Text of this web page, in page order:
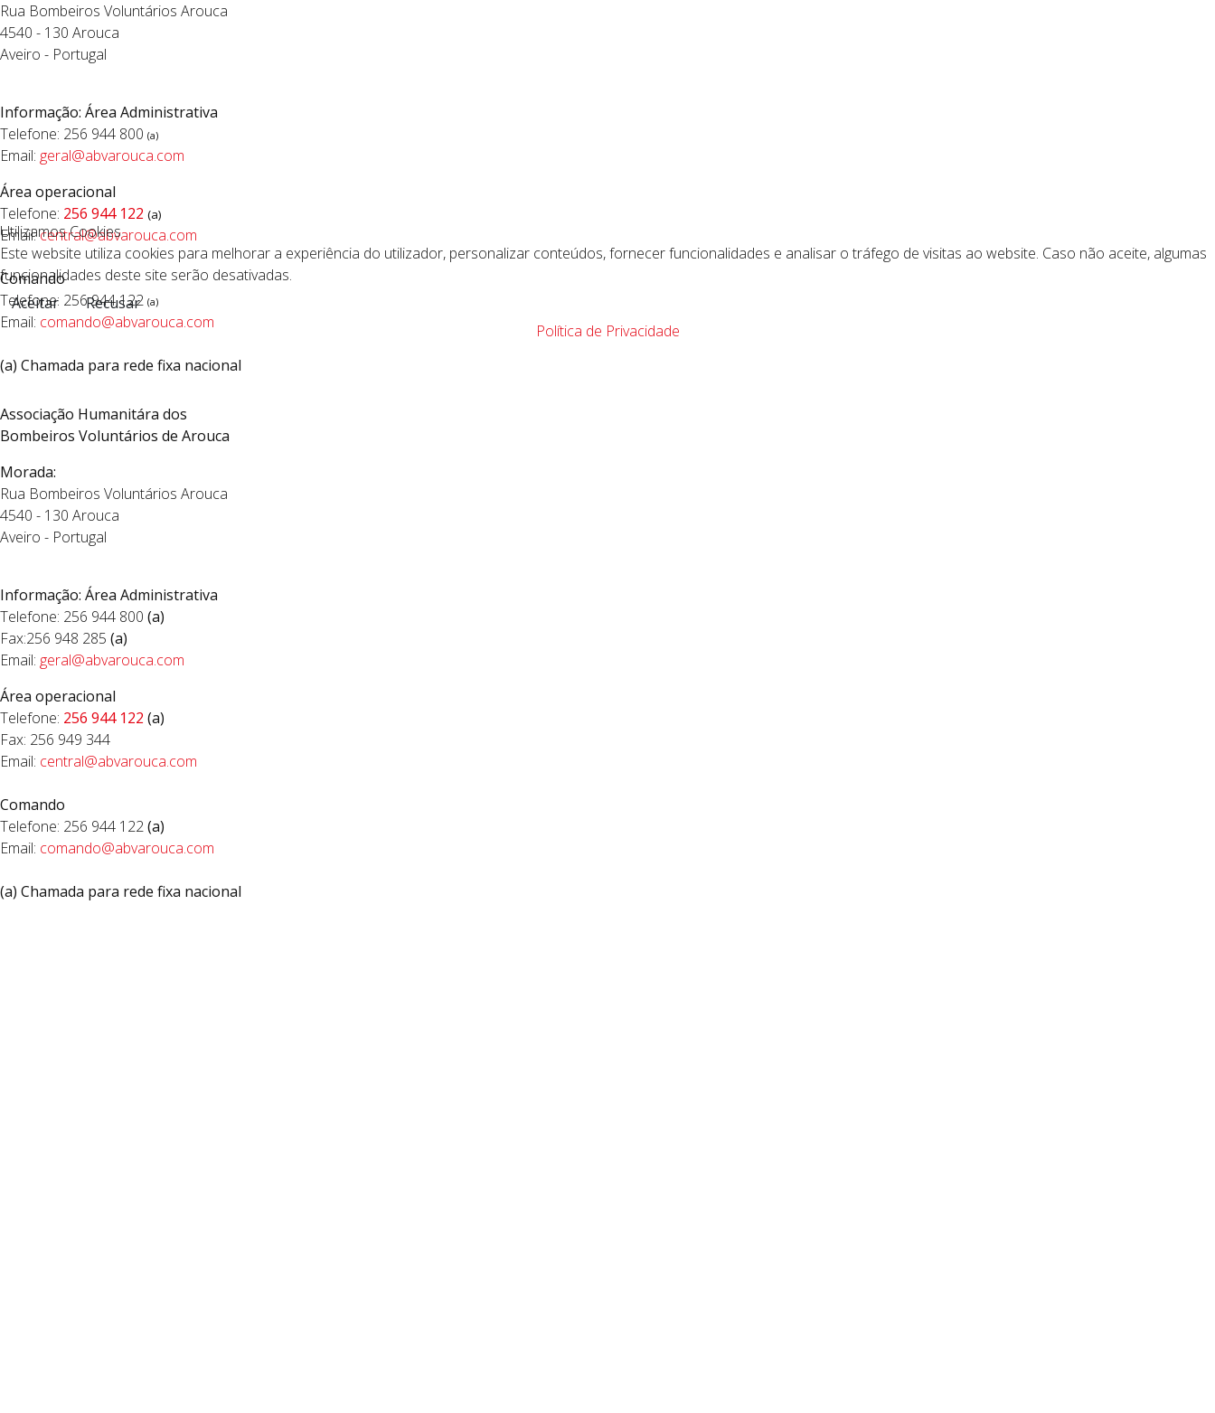
Rua Bombeiros Voluntários Arouca
4540 - 130 Arouca
Aveiro - Portugal
Informação: Área Administrativa
Telefone: 256 944 800 (a)
Email: geral@abvarouca.com
Área operacional
Telefone: 256 944 122 (a)
Email:central@abvarouca.com
Comando
Telefone: 256 944 122 (a)
Email: comando@abvarouca.com
(a) Chamada para rede fixa nacional
Associação Humanitára dos
Bombeiros Voluntários de Arouca
Morada:
Rua Bombeiros Voluntários Arouca
4540 - 130 Arouca
Aveiro - Portugal
Informação: Área Administrativa
Telefone: 256 944 800 (a)
Fax:256 948 285 (a)
Email: geral@abvarouca.com
Área operacional
Telefone: 256 944 122 (a)
Fax: 256 949 344
Email: central@abvarouca.com
Comando
Telefone: 256 944 122(a)
Email: comando@abvarouca.com
(a) Chamada para rede fixa nacional
Utilizamos Cookies
Este website utiliza cookies para melhorar a experiência do utilizador, personalizar conteúdos, fornecer funcionalidades e analisar o tráfego de visitas ao website. Caso não aceite, algumas
funcionalidades deste site serão desativadas.
Aceitar
Recusar
Política de Privacidade